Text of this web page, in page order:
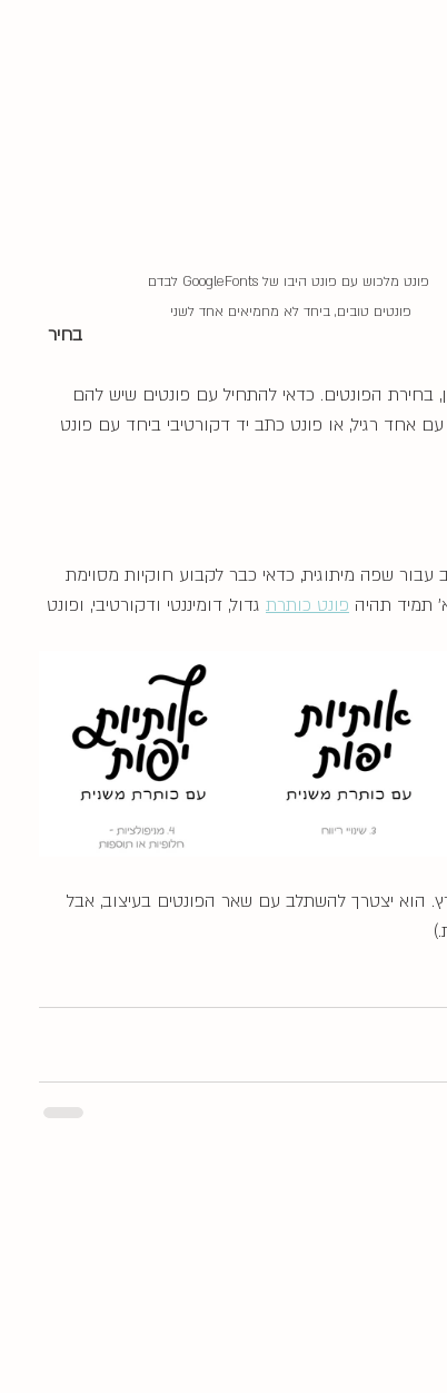
פונט מלכוש עם פונט היבו של GoogleFonts לבדם
פונטים טובים, ביחד לא מחמיאים אחד לשני
בחיר
הפונטים. כדאי להתחיל עם פונטים שיש להם
אחד רגיל, או פונט כתב יד דקורטיבי ביחד עם פונט
עבור שפה מיתוגית, כדאי כבר לקבוע חוקיות מסוימת
תמיד תהיה פונט כותרת גדול, דומיננטי ודקורטיבי, ופונט
הוא יצטרך להשתלב עם שאר הפונטים בעיצוב, אבל